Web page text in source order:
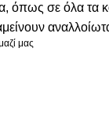
όπως σε όλα τα
μας